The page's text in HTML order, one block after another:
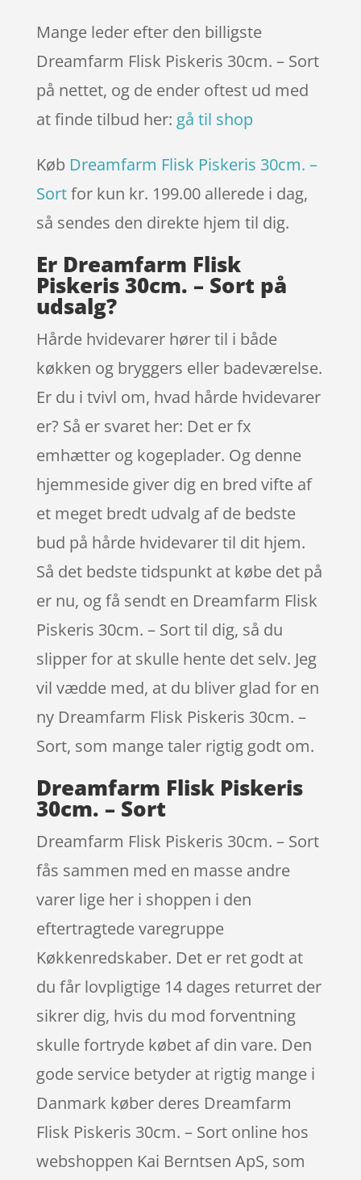
Mange leder efter den billigste
Dreamfarm Flisk Piskeris 30cm. – Sort
på nettet, og de ender oftest ud med
at finde tilbud her: gå til shop
Køb Dreamfarm Flisk Piskeris 30cm. –
Sortfor kun kr. 199.00 allerede i dag,
så sendes den direkte hjem til dig.
Er Dreamfarm Flisk
Piskeris 30cm. – Sort på
udsalg?
Hårde hvidevarer hører til i både
køkken og bryggers eller badeværelse.
Er du i tvivl om, hvad hårde hvidevarer
er? Så er svaret her: Det er fx
emhætter og kogeplader. Og denne
hjemmeside giver dig en bred vifte af
et meget bredt udvalg af de bedste
bud på hårde hvidevarer til dit hjem.
Så det bedste tidspunkt at købe det på
er nu, og få sendt en Dreamfarm Flisk
Piskeris 30cm. – Sort til dig, så du
slipper for at skulle hente det selv. Jeg
vil vædde med, at du bliver glad for en
ny Dreamfarm Flisk Piskeris 30cm. –
Sort, som mange taler rigtig godt om.
Dreamfarm Flisk Piskeris
30cm. – Sort
Dreamfarm Flisk Piskeris 30cm. – Sort
fås sammen med en masse andre
varer lige her i shoppen i den
eftertragtede varegruppe
Køkkenredskaber. Det er ret godt at
du får lovpligtige 14 dages returret der
sikrer dig, hvis du mod forventning
skulle fortryde købet af din vare. Den
gode service betyder at rigtig mange i
Danmark køber deres Dreamfarm
Flisk Piskeris 30cm. – Sort online hos
webshoppen Kai Berntsen ApS, som